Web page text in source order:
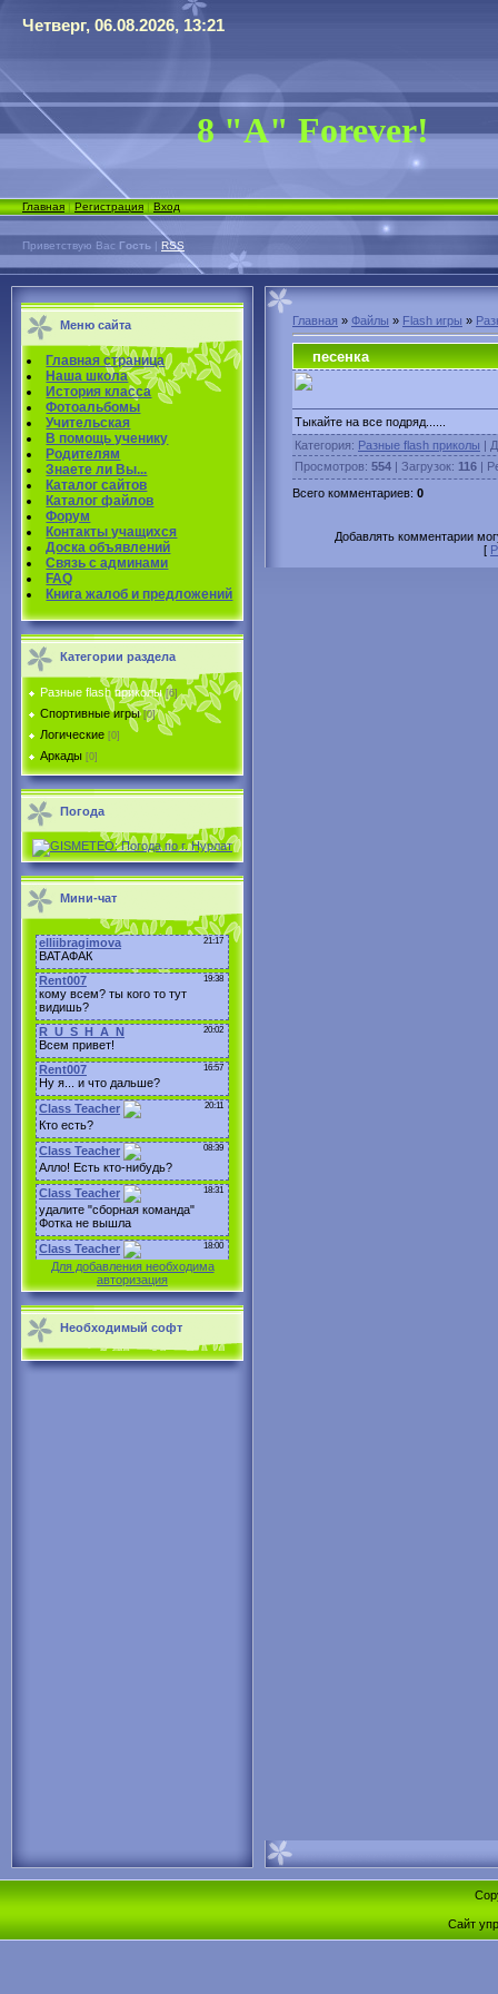
Четверг, 06.08.2026, 13:21
8 "А" Forever!
Главная|Регистрация|Вход
Приветствую Вас Гость | RSS
Меню сайта
Главная страница
Наша школа
История класса
Фотоальбомы
Учительская
В помощь ученику
Родителям
Знаете ли Вы...
Каталог сайтов
Каталог файлов
Форум
Контакты учащихся
Доска объявлений
Связь с админами
FAQ
Книга жалоб и предложений
Категории раздела
Разные flash приколы [6]
Спортивные игры [0]
Логические [0]
Аркады [0]
Погода
Мини-чат
Для добавления необходима
авторизация
Необходимый софт
Главная » Файлы » Flash игры »
песенка
Тыкайте на все подряд......
Категория: Разные flash приколы |
Просмотров: 554 | Загрузок: 116 |
Всего комментариев: 0
Добавлять комментарии
[
Сайт